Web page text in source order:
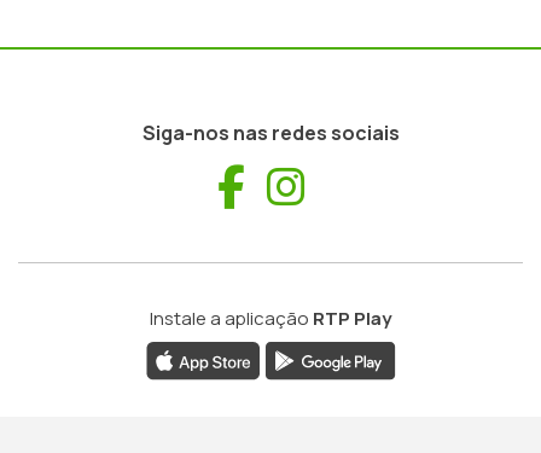
Siga-nos nas redes sociais
Facebook
Instale a aplicação RTP Play